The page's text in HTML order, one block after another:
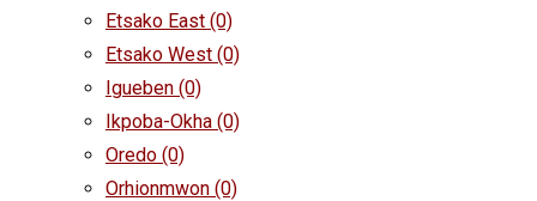
Etsako East (0)
Etsako West (0)
Igueben (0)
Ikpoba-Okha (0)
Oredo (0)
Orhionmwon (0)